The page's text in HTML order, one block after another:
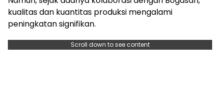
kualitas dan kuantitas produksi mengalami
peningkatan signifikan.
Scroll down to see content